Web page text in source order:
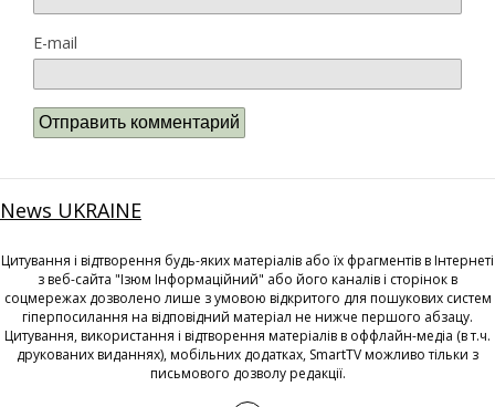
E-mail
News UKRAINE
Цитування і відтворення будь-яких матеріалів або їх фрагментів в Інтернеті
з веб-сайта "Ізюм Інформаційний" або його каналів і сторінок в
соцмережах дозволено лише з умовою відкритого для пошукових систем
гіперпосилання на відповідний матеріал не нижче першого абзацу.
Цитування, використання і відтворення матеріалів в оффлайн-медіа (в т.ч.
друкованих виданнях), мобільних додатках, SmartTV можливо тільки з
письмового дозволу редакції.